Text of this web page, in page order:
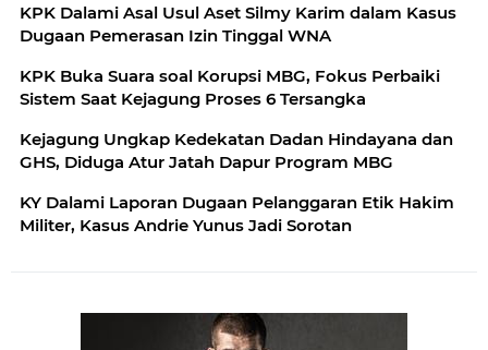
KPK Dalami Asal Usul Aset Silmy Karim dalam Kasus
Dugaan Pemerasan Izin Tinggal WNA
KPK Buka Suara soal Korupsi MBG, Fokus Perbaiki
Sistem Saat Kejagung Proses 6 Tersangka
Kejagung Ungkap Kedekatan Dadan Hindayana dan
GHS, Diduga Atur Jatah Dapur Program MBG
KY Dalami Laporan Dugaan Pelanggaran Etik Hakim
Militer, Kasus Andrie Yunus Jadi Sorotan